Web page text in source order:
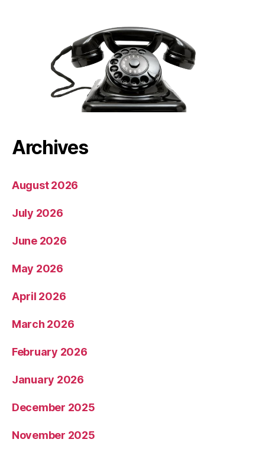
Archives
August 2026
July 2026
June 2026
May 2026
April 2026
March 2026
February 2026
January 2026
December 2025
November 2025